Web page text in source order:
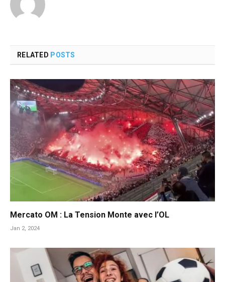
RELATED POSTS
Mercato OM : La Tension Monte avec l’OL
Jan 2, 2024